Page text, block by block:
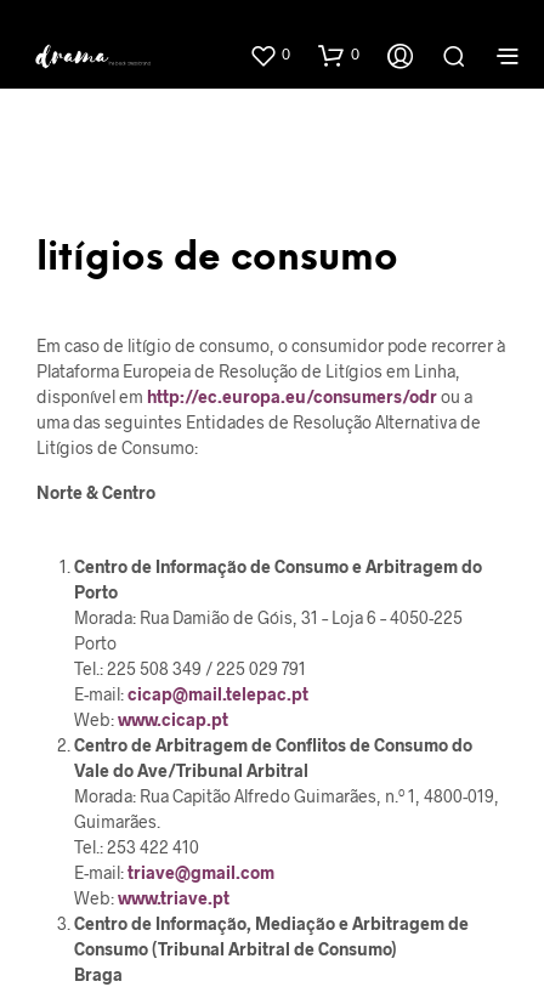
0 0
litígios de consumo
Em caso de litígio de consumo, o consumidor pode recorrer à
Plataforma Europeia de Resolução de Litígios em Linha,
disponível em http://ec.europa.eu/consumers/odrou a
uma das seguintes Entidades de Resolução Alternativa de
Litígios de Consumo:
Norte & Centro
Centro de Informação de Consumo e Arbitragem do
Porto
Morada: Rua Damião de Góis, 31 – Loja 6 – 4050-225
Porto
Tel.: 225 508 349 / 225 029 791
E-mail:cicap@mail.telepac.pt
Web:www.cicap.pt
Centro de Arbitragem de Conflitos de Consumo do
Vale do Ave/Tribunal Arbitral
Morada: Rua Capitão Alfredo Guimarães, n.º 1, 4800-019,
Guimarães.
Tel.: 253 422 410
E-mail:triave@gmail.com
Web:www.triave.pt
Centro de Informação, Mediação e Arbitragem de
Consumo (Tribunal Arbitral de Consumo)
Braga